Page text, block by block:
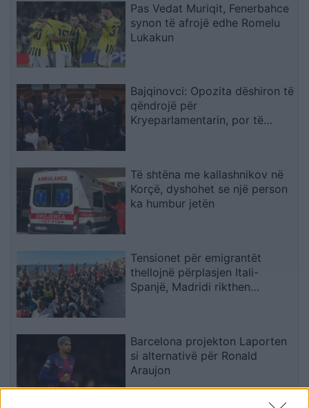
Pas Vedat Muriqit, Fenerbahce
synon të afrojë edhe Romelu
Lukakun
Bajqinovci: Opozita dëshiron të
qëndrojë për
Kryeparlamentarin, por të
Të shtëna me kallashnikov në
Korçë, dyshohet se një person
ka humbur jetën
Tensionet për emigrantët
thellojnë përplasjen Itali-
Spanjë, Madridi rikthen
Barcelona projekton Laporten
si alternativë për Ronald
Araujon